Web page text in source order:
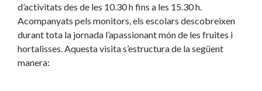
d’activitats des de les 10.30 h fins a les 15.30 h.
Acompanyats pels monitors, els escolars descobreixen
durant tota la jornada l’apassionant món de les fruites i
hortalisses. Aquesta visita s’estructura de la següent
manera: